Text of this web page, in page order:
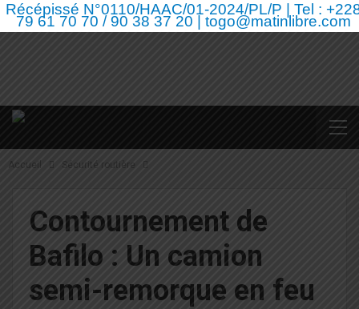
Récépissé N°0110/HAAC/01-2024/PL/P | Tel :
79 61 70 70 / 90 38 37 20 | togo@matinlibre.com
Accueil Sécurité routière
Contournement de
Bafilo : Un camion
semi-remorque en feu